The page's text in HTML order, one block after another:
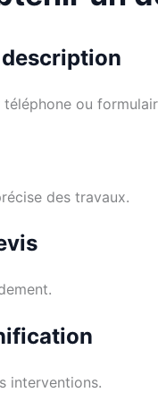
ou
des travaux.
interventions.